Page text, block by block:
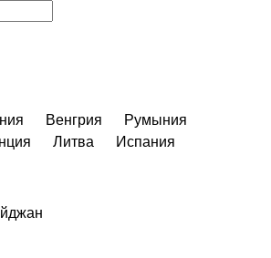
Венгрия
Румыния
Литва
Испания